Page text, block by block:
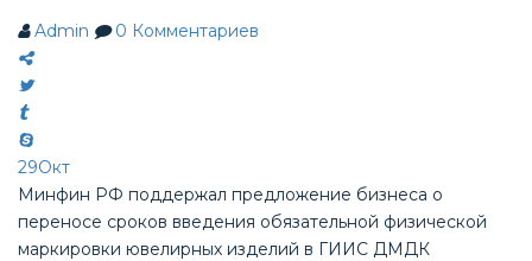
Admin 0 Комментариев
29Окт
Минфин РФ поддержал предложение бизнеса о
переносе сроков введения обязательной физической
маркировки ювелирных изделий в ГИИС ДМДК